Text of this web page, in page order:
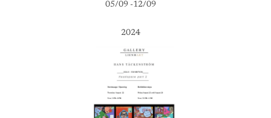
05/09 -12/09
2024